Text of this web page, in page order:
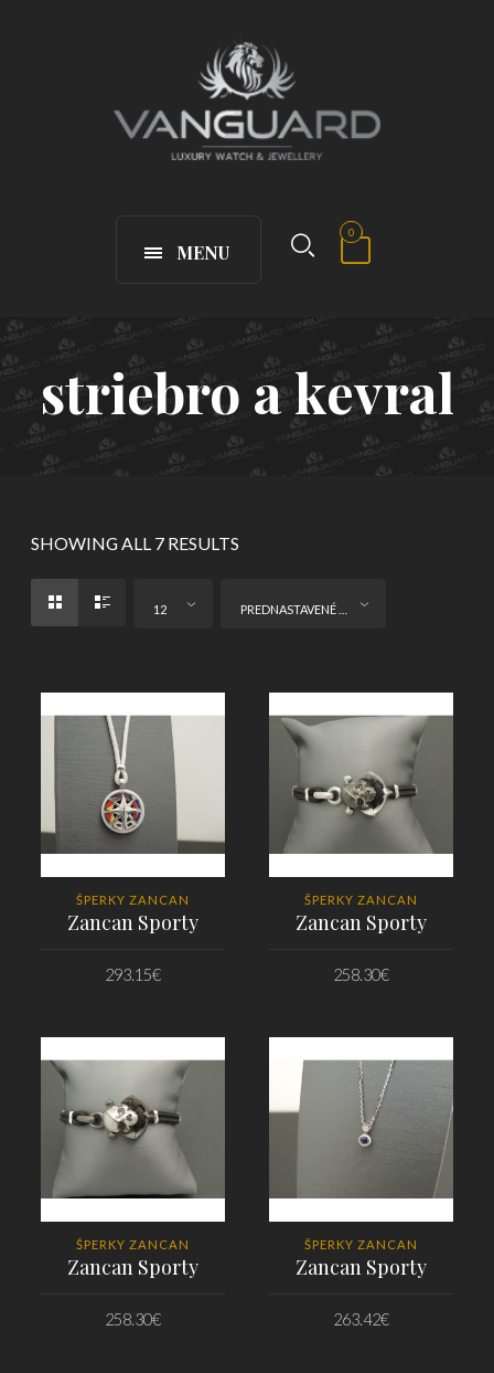
MENU
0
striebro a kevral
SHOWING ALL 7 RESULTS
12
ŠPERKY ZANCAN
Zancan Sporty
293.15€
ŠPERKY ZANCAN
Zancan Sporty
258.30€
ŠPERKY ZANCAN
Zancan Sporty
258.30€
ŠPERKY ZANCAN
Zancan Sporty
263.42€